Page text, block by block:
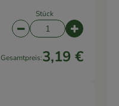
Stück
Artikelanzahl
Gesamtpreis:3,19 €